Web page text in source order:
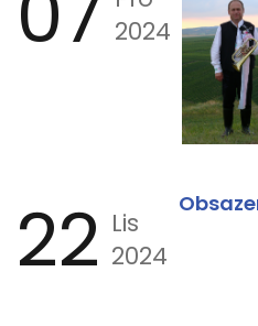
2024
22 Lis
2024